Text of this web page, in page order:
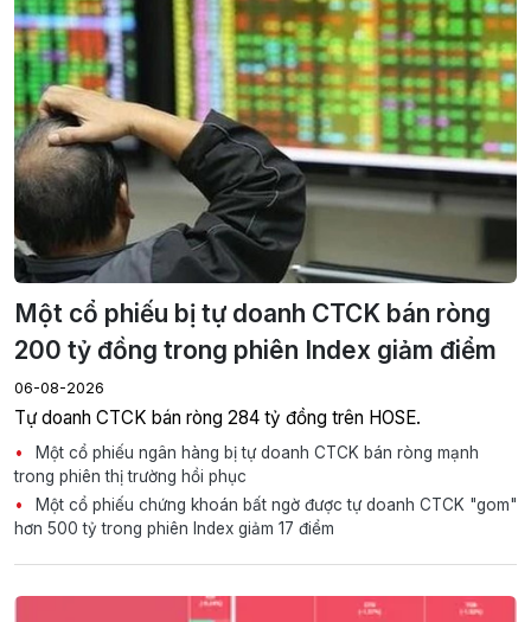
Một cổ phiếu bị tự doanh CTCK bán ròng
200 tỷ đồng trong phiên Index giảm điểm
06-08-2026
Tự doanh CTCK bán ròng 284 tỷ đồng trên HOSE.
Một cổ phiếu ngân hàng bị tự doanh CTCK bán ròng mạnh
trong phiên thị trường hồi phục
Một cổ phiếu chứng khoán bất ngờ được tự doanh CTCK "gom"
hơn 500 tỷ trong phiên Index giảm 17 điểm